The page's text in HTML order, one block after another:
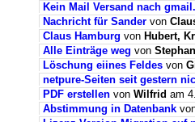
Kein Mail Versand nach
Nachricht für Sander von
Claus Hamburg von Hubert,
Alle Einträge weg von
Löschung eiines Feldes von
netpure-Seiten seit gestern
PDF erstellen von Wilfrid am
Abstimmung in Datenbank